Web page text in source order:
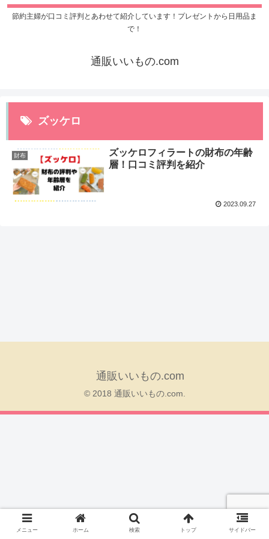
節約主婦が口コミ評判とあわせて紹介しています！プレゼントから日用品ま
で！
通販いいもの.com
ズッケロ
財布
ズッケロフィラートの財布の年齢
層！口コミ評判を紹介
2023.09.27
通販いいもの.com
© 2018 通販いいもの.com.
メニュー ホーム 検索 トップ サイドバー